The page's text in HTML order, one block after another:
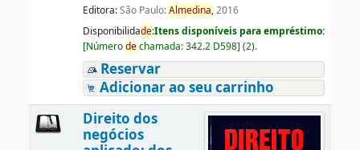
Editora:São Paulo:Almedina,2016
Disponibilidade:Itens disponíveis para empréstimo:
[Númerodechamada:342.2 D598] (2).
Reservar
Adicionar ao seu carrinho
Direito dos
negócios